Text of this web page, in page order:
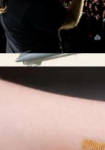
18 Новейших
«Би-2» Задержала
Полиция Пхукета